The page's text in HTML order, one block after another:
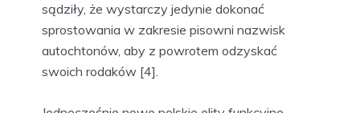
sądziły, że wystarczy jedynie dokonać
sprostowania w zakresie pisowni nazwisk
autochtonów, aby z powrotem odzyskać
swoich rodaków [4].